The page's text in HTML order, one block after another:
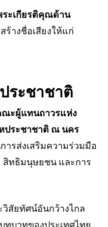
ระเกียรติคุณด้าน
ร้างชื่อเสียงให้แก่
ระชาชาติ
ะผู้แทนถาวรแห่ง
ประชาชาติ ณ นคร
ารส่งเสริมความร่วมมือ
สิทธิมนุษยชน และการ
สัยทัศน์อันกว้างไกล
ทบาทของประเทศไทย